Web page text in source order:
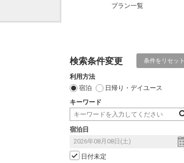
プラン一覧
検索条件変更 条件をリセット
利用方法
宿泊
日帰り・デイユース
キーワード
宿泊日
日付未定